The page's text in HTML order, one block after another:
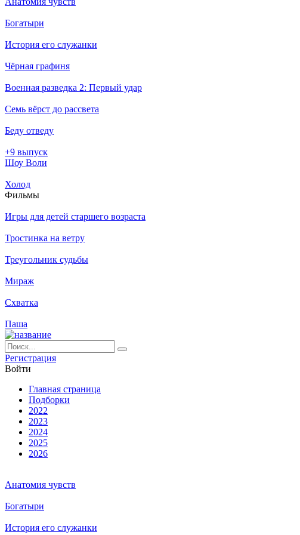
Богатыри
История его служанки
Чёрная графиня
Военная разведка 2: Первый удар
Семь вёрст до рассвета
Беду отведу
+9 выпуск
Шоу Воли
Холод
Филь­мы
Игры для детей старшего возраста
Тростинка на ветру
Треугольник судьбы
Мираж
Схватка
Паша
Ре­ги­ст­ра­ция
Вой­ти
Глав­ная стра­ни­ца
Подборки
2022
2023
2024
2025
2026
Анатомия чувств
Богатыри
История его служанки